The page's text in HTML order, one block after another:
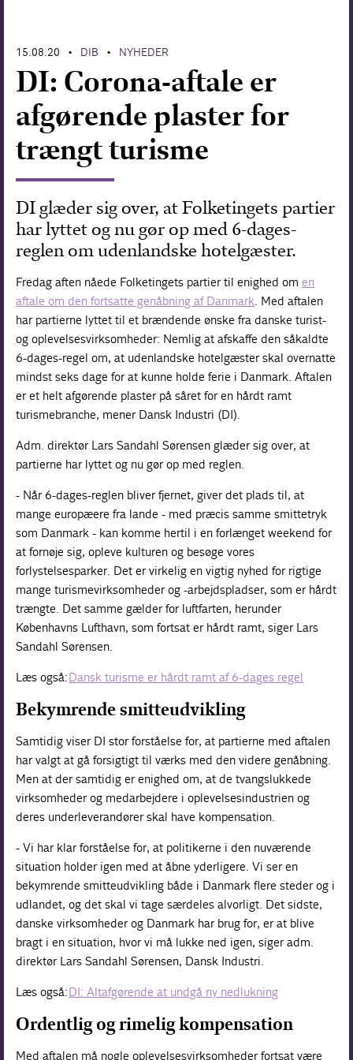
15.08.20 • DIB • NYHEDER
DI: Corona-aftale er
afgørende plaster for
trængt turisme
DI glæder sig over, at Folketingets partier
har lyttet og nu gør op med 6-dages-
reglen om udenlandske hotelgæster.
Fredag aften nåede Folketingets partier til enighed omen
aftale om den fortsatte genåbning af Danmark . Med aftalen
har partierne lyttet til et brændende ønske fra danske turist-
og oplevelsesvirksomheder: Nemlig at afskaffe den såkaldte
6-dages-regel om, at udenlandske hotelgæster skal overnatte
mindst seks dage for at kunne holde ferie i Danmark. Aftalen
er et helt afgørende plaster på såret for en hårdt ramt
turismebranche, mener Dansk Industri (DI).
Adm. direktør Lars Sandahl Sørensen glæder sig over, at
partierne har lyttet og nu gør op med reglen.
- Når 6-dages-reglen bliver fjernet, giver det plads til, at
mange europæere fra lande - med præcis samme smittetryk
som Danmark - kan komme hertil i en forlænget weekend for
at fornøje sig, opleve kulturen og besøge vores
forlystelsesparker. Det er virkelig en vigtig nyhed for rigtige
mange turismevirksomheder og -arbejdspladser, som er hårdt
trængte. Det samme gælder for luftfarten, herunder
Københavns Lufthavn, som fortsat er hårdt ramt, siger Lars
Sandahl Sørensen.
Læs også:Dansk turisme er hårdt ramt af 6-dages regel
Bekymrende smitteudvikling
Samtidig viser DI stor forståelse for, at partierne med aftalen
har valgt at gå forsigtigt til værks med den videre genåbning.
Men at der samtidig er enighed om, at de tvangslukkede
virksomheder og medarbejdere i oplevelsesindustrien og
deres underleverandører skal have kompensation.
- Vi har klar forståelse for, at politikerne i den nuværende
situation holder igen med at åbne yderligere. Vi ser en
bekymrende smitteudvikling både i Danmark flere steder og i
udlandet, og det skal vi tage særdeles alvorligt. Det sidste,
danske virksomheder og Danmark har brug for, er at blive
bragt i en situation, hvor vi må lukke ned igen, siger adm.
direktør Lars Sandahl Sørensen, Dansk Industri.
Læs også:DI: Altafgørende at undgå ny nedlukning
Ordentlig og rimelig kompensation
Med aftalen må nogle oplevelsesvirksomheder fortsat være